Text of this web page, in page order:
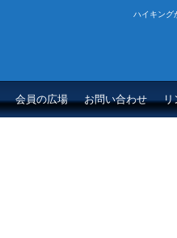
ハイキング
会員の広場 お問い合わせ リ